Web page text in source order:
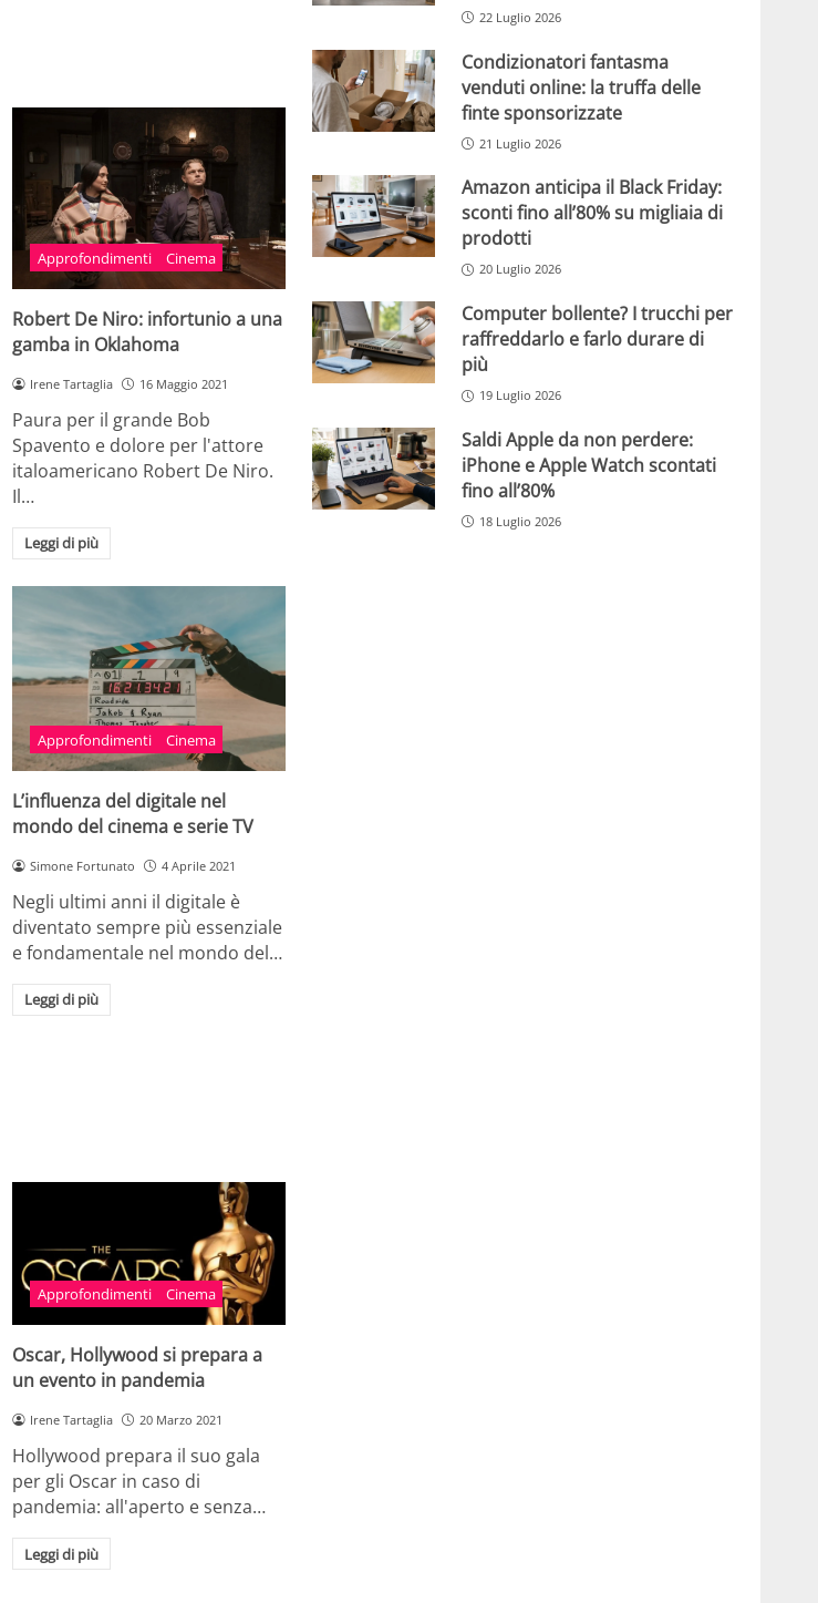
Approfondimenti Cinema
Robert De Niro: infortunio a una
gamba in Oklahoma
Irene Tartaglia 16 Maggio 2021
Paura per il grande Bob
Spavento e dolore per l'attore
italoamericano Robert De Niro.
Il…
Leggi di più
Approfondimenti Cinema
L’influenza del digitale nel
mondo del cinema e serie TV
Simone Fortunato 4 Aprile 2021
Negli ultimi anni il digitale è
diventato sempre più essenziale
e fondamentale nel mondo del…
Leggi di più
Approfondimenti Cinema
Oscar, Hollywood si prepara a
un evento in pandemia
Irene Tartaglia 20 Marzo 2021
Hollywood prepara il suo gala
per gli Oscar in caso di
pandemia: all'aperto e senza…
Leggi di più
22 Luglio 2026
Condizionatori fantasma
venduti online: la truffa delle
finte sponsorizzate
21 Luglio 2026
Amazon anticipa il Black Friday:
sconti fino all’80% su migliaia di
prodotti
20 Luglio 2026
Computer bollente? I trucchi per
raffreddarlo e farlo durare di
più
19 Luglio 2026
Saldi Apple da non perdere:
iPhone e Apple Watch scontati
fino all’80%
18 Luglio 2026